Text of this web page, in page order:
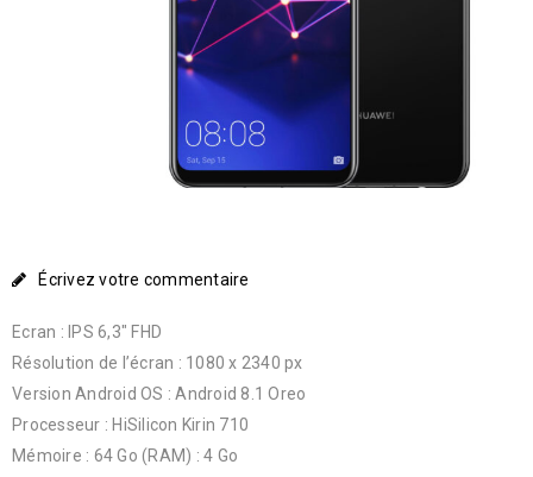
Écrivez votre commentaire
Ecran : IPS 6,3″ FHD
Résolution de l’écran : 1080 x 2340 px
Version Android OS : Android 8.1 Oreo
Processeur : HiSilicon Kirin 710
Mémoire : 64 Go (RAM) : 4 Go